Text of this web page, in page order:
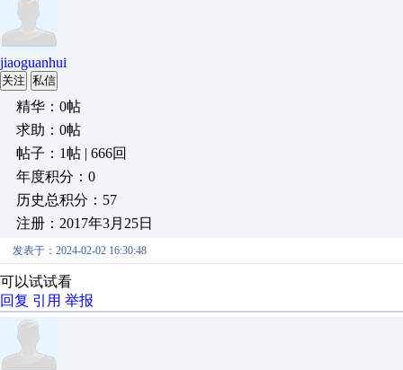
jiaoguanhui
关注 私信
精华：0帖
求助：0帖
帖子：1帖 | 666回
年度积分：0
历史总积分：57
注册：2017年3月25日
发表于：2024-02-02 16:30:48
可以试试看
回复 引用 举报